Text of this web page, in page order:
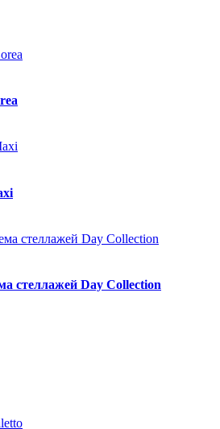
стеллажей Day Collection